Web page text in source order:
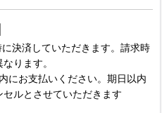
決済していただきます。請求時
ります。
にお支払いください。期日以内
ルとさせていただきます